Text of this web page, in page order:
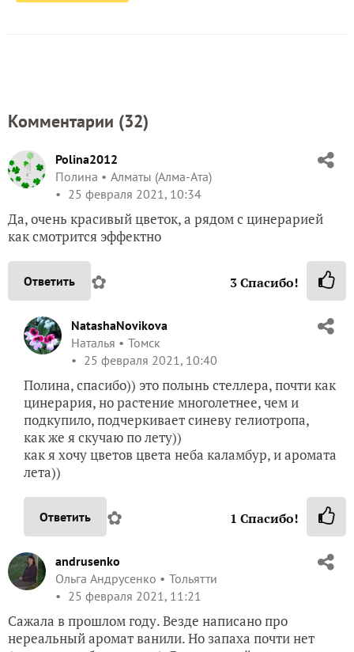
Комментарии (32)
Polina2012
Полина
Алматы (Алма-Ата)
25 февраля 2021, 10:34
Да, очень красивый цветок, а рядом с цинерарией
как смотрится эффектно
Ответить ✿ 3Спасибо!
NatashaNovikova
Наталья
Томск
25 февраля 2021, 10:40
Полина, спасибо)) это полынь стеллера, почти как
цинерария, но растение многолетнее, чем и
подкупило, подчеркивает синеву гелиотропа,
как же я скучаю по лету))
как я хочу цветов цвета неба каламбур, и аромата
лета))
Ответить ✿ 1 Спасибо!
andrusenko
Ольга Андрусенко
Тольятти
25 февраля 2021, 11:21
Сажала в прошлом году. Везде написано про
нереальный аромат ванили. Но запаха почти нет